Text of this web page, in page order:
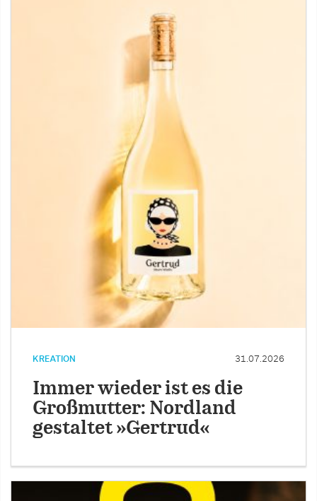
KREATION 31.07.2026
Immer wieder ist es die
Großmutter: Nordland
gestaltet »Gertrud«